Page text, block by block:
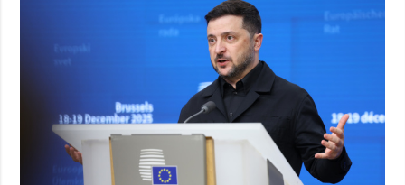
社会・文化
事故・緊急事態
サービス